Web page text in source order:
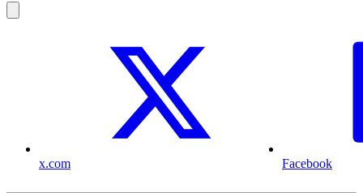
x.com Facebook